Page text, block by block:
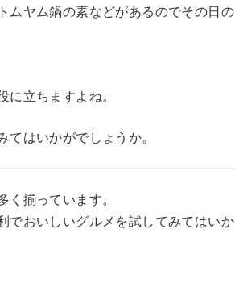
ムヤム鍋の素などがあるのでその日の
立ちますよね。
はいかがでしょうか。
揃っています。
でおいしいグルメを試してみてはいか